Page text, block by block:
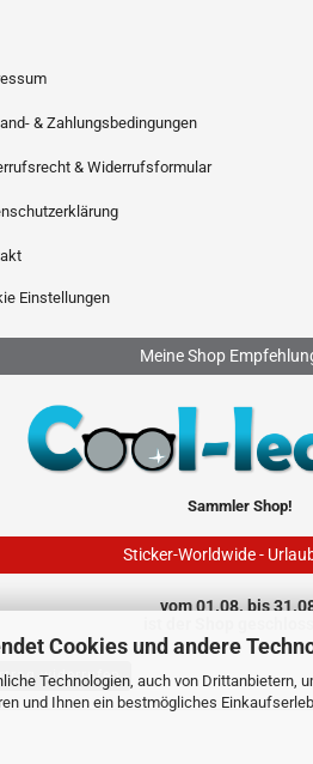
Cookies und andere
Technologien, auch von
und Ihnen ein bestmögliches
& Zahlungsbedingungen
& Widerrufsformular
Einstellungen
Meine Shop
Sammler Shop!
Sticker-Worldwide -
vom 01.08. bis
widerrufen